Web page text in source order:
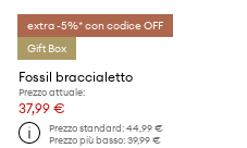
extra -5%* con codice OFF
Gift Box
Fossil braccialetto
Prezzo attuale:
37,99 €
Prezzo standard:44,99 €
Prezzo più basso:39,99 €